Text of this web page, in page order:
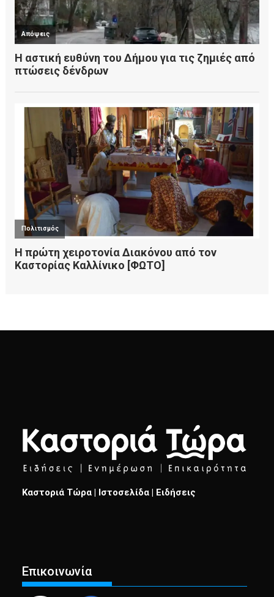
Καστοριά Τώρα | Ιστοσελίδα | Ειδήσεις
Επικοινωνία